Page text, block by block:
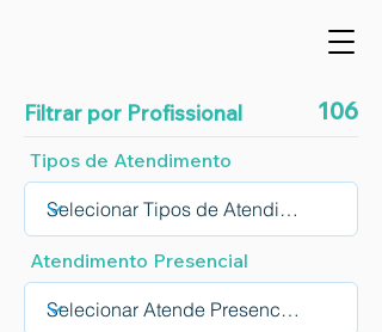
Filtrar por Profissional 106
Tipos de Atendimento
Atendimento Presencial